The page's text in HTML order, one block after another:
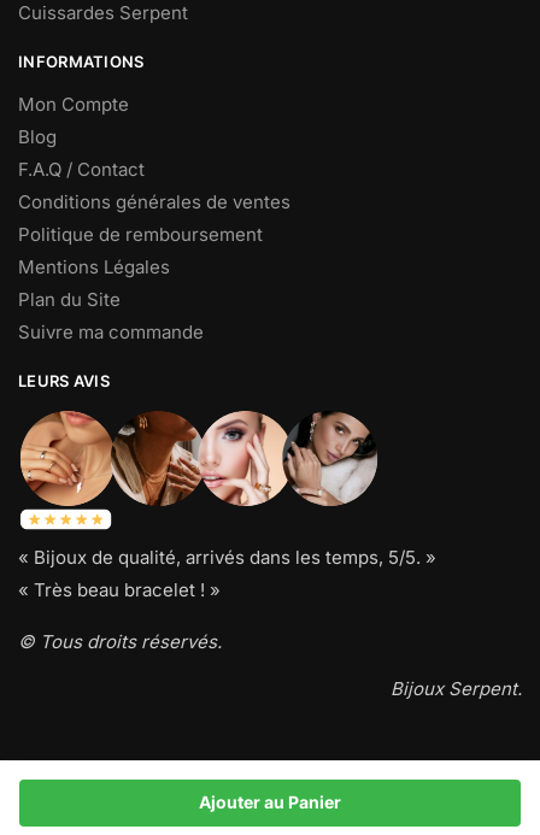
Ajouter au Panier
Cuissardes Serpent
INFORMATIONS
Mon Compte
Blog
F.A.Q / Contact
Conditions générales de ventes
Politique de remboursement
Mentions Légales
Plan du Site
Suivre ma commande
LEURS AVIS
« Bijoux de qualité, arrivés dans les temps, 5/5. »
« Très beau bracelet ! »
© Tous droits réservés.
Bijoux Serpent.